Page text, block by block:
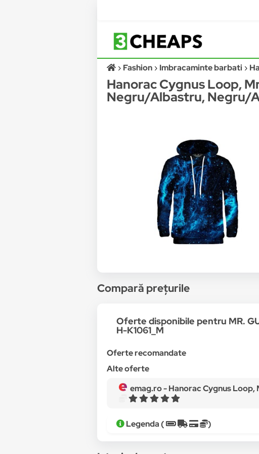
Fashion Imbracaminte barbati
Hanorac Cygnus Loop,
Negru/Albastru, Negru/
Compară prețurile
Oferte disponibile pentru MR.
H-K1061_M
Oferte recomandate
Alte oferte
emag.ro -Hanorac Cygnus Loop, Mr. Gugu & Miss Go,
Legenda ( )